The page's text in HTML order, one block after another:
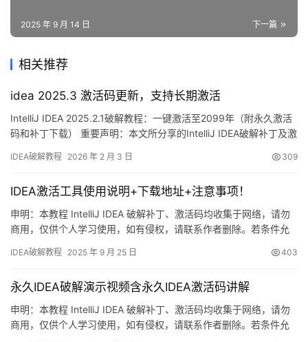
下一篇
2025 年 9 月 14 日
相关推荐
idea 2025.3 激活码更新，支持长期激活
IntelliJ IDEA 2025.2.1破解教程：一键激活至2099年（附永久激活
码和补丁下载） 重要声明：本文所分享的IntelliJ IDEA破解补丁及激
用。若涉及侵权问题，请联系笔者删除。条件允许的话，强烈建议
2025.2.1已成…
IDEA破解教程 2026 年 2 月 3 日 309
IDEA激活工具使用说明+下载地址+注意事项！
申明：本教程 IntelliJ IDEA 破解补丁、激活码均收集于网络，请勿
商用，仅供个人学习使用，如有侵权，请联系作者删除。若条件允
能强大，适用于 Windows、Mac 和 Linux 系统。本文将详细介绍如
版本、什么…
IDEA破解教程 2025 年 9 月 25 日 403
永久IDEA破解演示视频含永久IDEA激活码讲解
申明：本教程 IntelliJ IDEA 破解补丁、激活码均收集于网络，请勿
商用，仅供个人学习使用，如有侵权，请联系作者删除。若条件允